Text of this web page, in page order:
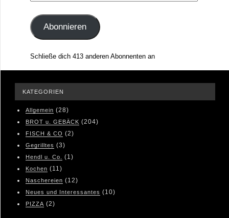
Adresse
Abonnieren
Schließe dich 413 anderen Abonnenten an
KATEGORIEN
Allgemein (28)
BROT u. GEBÄCK (204)
FISCH & CO (2)
Gegrilltes (3)
Hendl u. Co. (1)
Kochen (11)
Naschereien (12)
Neues und Interessantes (10)
PIZZA (2)